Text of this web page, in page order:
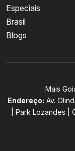
Especiais
Brasil
Blogs
Mais
Endereço: Av.
| Park Lozandes |